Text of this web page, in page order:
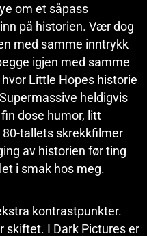
om et såpass
på historien. Vær dog
med samme inntrykk
igjen med samme
Little Hopes historie
heldigvis
dose humor, litt
80-tallets skrekkfilmer
av historien før ting
i smak hos meg.
kontrastpunkter.
skiftet. I Dark Pictures er